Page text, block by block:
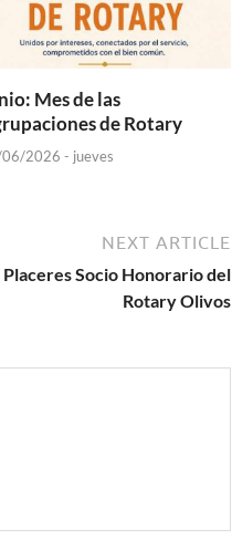
Mes de las
de Rotary
2026 - jueves
NEXT ARTICLE
Placeres Socio Honorario del
Rotary Olivos